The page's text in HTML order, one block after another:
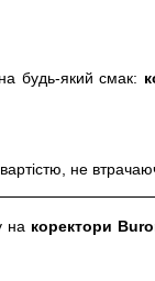
на будь-який смак:
не
на коректори